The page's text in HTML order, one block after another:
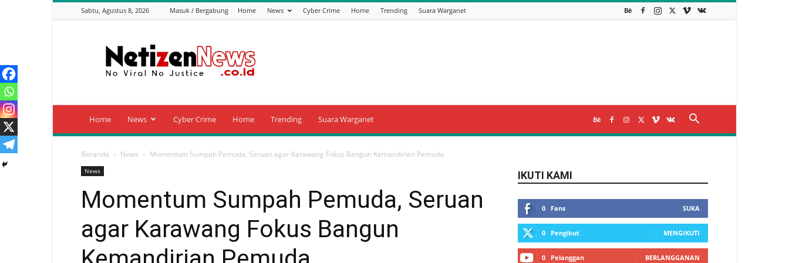
Sabtu, Agustus 8, 2026 Masuk / Bergabung Home News Cyber Crime Home Trending Suara Warganet
News
Home News Cyber Crime Home Trending Suara Warganet
Beranda News Momentum Sumpah Pemuda, Seruan agar Karawang Fokus Bangun Kemandirian Pemuda
News
Momentum Sumpah Pemuda, Seruan
agar Karawang Fokus Bangun
IKUTI KAMI
0 Fans SUKA
0 Pengikut MENGIKUTI
0 Pelanggan BERLANGGANAN